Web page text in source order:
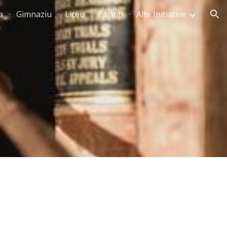
Gimnaziu Liceu Parinti Alte Initiative